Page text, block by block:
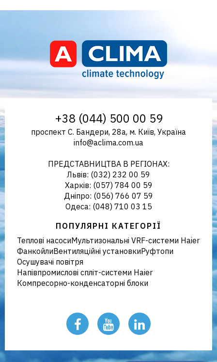
Україні
+38 (044) 500 00 59
проспект С. Бандери, 28а, м. Київ, Україна
info@aclima.com.ua
ПРЕДСТАВНИЦТВА В РЕГІОНАХ:
Львів: (032) 232 00 59
Харків: (057) 784 00 59
Дніпро: (056) 766 07 59
Одеса: (048) 710 03 15
ПОПУЛЯРНІ КАТЕГОРІЇ
Теплові насосиМультизональні VRF-системи Haier
ФанкойлиВентиляційні установкиРуфтопи
Осушувачі повітря
Напівпромислові спліт-системи Haier
Компресорно-конденсаторні блоки